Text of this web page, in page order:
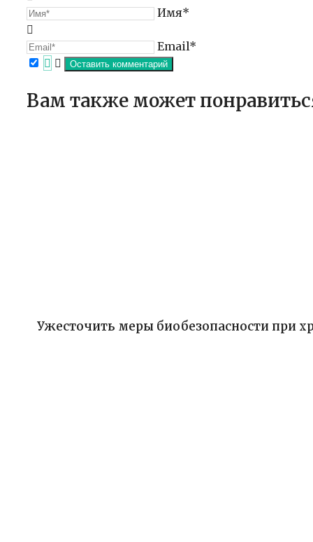
Имя*
Email*
Вам также может
Ужесточить меры биобезопасности при